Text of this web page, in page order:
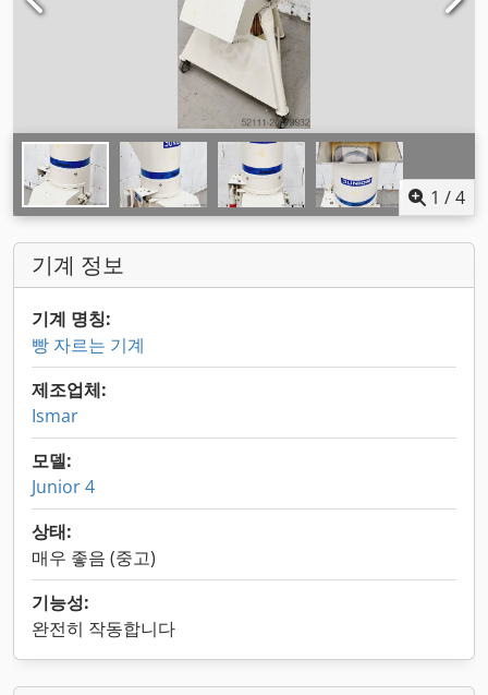
1 /4
기계 정보
기계 명칭:
빵 자르는 기계
제조업체:
Ismar
모델:
Junior 4
상태:
매우 좋음 (중고)
기능성:
완전히 작동합니다